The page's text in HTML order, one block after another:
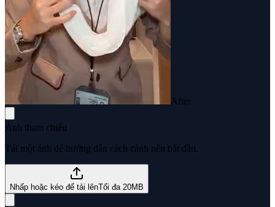
After
Ảnh tham chiếu
Tải một ảnh để hướng dẫn cách cảnh nên bắt đầu.
Nhấp hoặc kéo để tải lênTối đa 20MB